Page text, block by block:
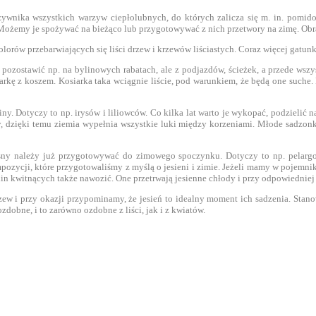
wszystkich warzyw ciepłolubnych, do których zalicza się m. in.
je spożywać na bieżąco lub przygotowywać z nich przetwory na zimę.
przebarwiających się liści drzew i krzewów liściastych. Coraz więcej
np. na bylinowych rabatach, ale z podjazdów, ścieżek, a przede
z koszem. Kosiarka taka wciągnie liście, pod warunkiem, że będą one
Dotyczy to np. irysów i liliowców. Co kilka lat warto je wykopać, podzielić
temu ziemia wypełnia wszystkie luki między korzeniami. Młode
należy już przygotowywać do zimowego spoczynku. Dotyczy to np.
które przygotowaliśmy z myślą o jesieni i zimie. Jeżeli mamy w
kwitnących także nawozić. One przetrwają jesienne chłody i przy
i przy okazji przypominamy, że jesień to idealny moment ich sadzenia.
i to zarówno ozdobne z liści, jak i z kwiatów.